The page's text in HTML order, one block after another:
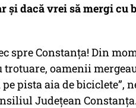
și dacă vrei să mergi cu
spre Constanța! Din
trotuare, oamenii
pista aia de biciclete”,
Județean Constanța.